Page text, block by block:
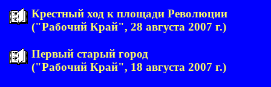
Крестный ход к площади Революции
("Рабочий Край", 28 августа 2007 г.)
Первый старый город
("Рабочий Край", 18 августа 2007 г.)